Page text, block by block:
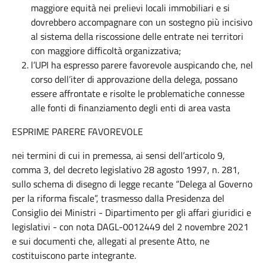
maggiore equità nei prelievi locali immobiliari e si
dovrebbero accompagnare con un sostegno più incisivo
al sistema della riscossione delle entrate nei territori
con maggiore difficoltà organizzativa;
l’UPI ha espresso parere favorevole auspicando che, nel
corso dell’iter di approvazione della delega, possano
essere affrontate e risolte le problematiche connesse
alle fonti di finanziamento degli enti di area vasta
ESPRIME PARERE FAVOREVOLE
nei termini di cui in premessa, ai sensi dell’articolo 9,
comma 3, del decreto legislativo 28 agosto 1997, n. 281,
sullo schema di disegno di legge recante “Delega al Governo
per la riforma fiscale”, trasmesso dalla Presidenza del
Consiglio dei Ministri - Dipartimento per gli affari giuridici e
legislativi - con nota DAGL-0012449 del 2 novembre 2021
e sui documenti che, allegati al presente Atto, ne
costituiscono parte integrante.